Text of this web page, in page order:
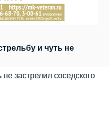
и чуть не
застрелил соседского